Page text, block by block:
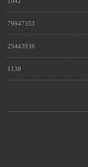
79947353
25443936
1138